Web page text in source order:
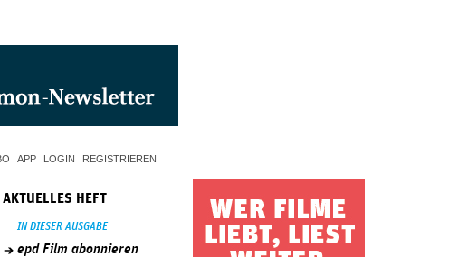
APP LOGIN REGISTRIEREN
AKTUELLES HEFT
IN DIESER AUSGABE
epd Film abonnieren